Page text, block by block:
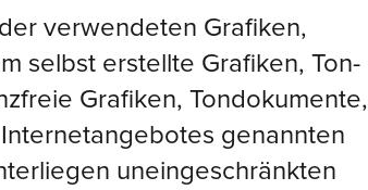
verwendeten Grafiken,
selbst erstellte Grafiken, Ton-
Grafiken, Tondokumente,
genannten
uneingeschränkten